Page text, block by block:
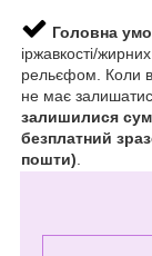
Головна
іржавкості/
рельєфом. Коли
не має
залишилися
безплатний
пошти).